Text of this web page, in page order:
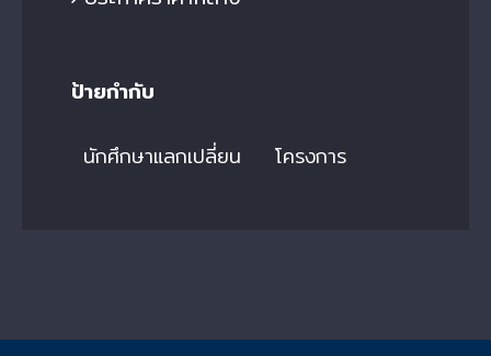
ป้ายกำกับ
นักศึกษาแลกเปลี่ยน โครงการ